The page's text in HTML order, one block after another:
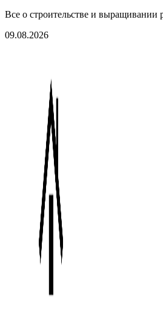
Все о строительстве и выращивании
09.08.2026